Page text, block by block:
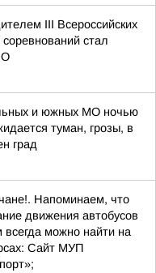
III Всероссийских
стал
и южных МО ночью
туман, грозы, в
град
Напоминаем, что
движения автобусов
можно найти на
Сайт МУП